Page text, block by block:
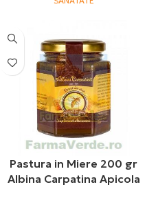
Pastura in Miere 200 gr
Albina Carpatina Apicola